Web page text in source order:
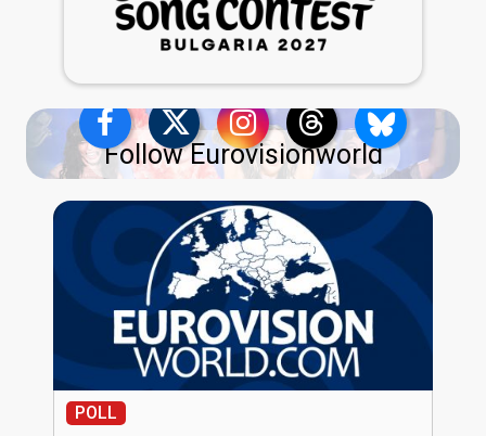
Follow Eurovisionworld
POLL